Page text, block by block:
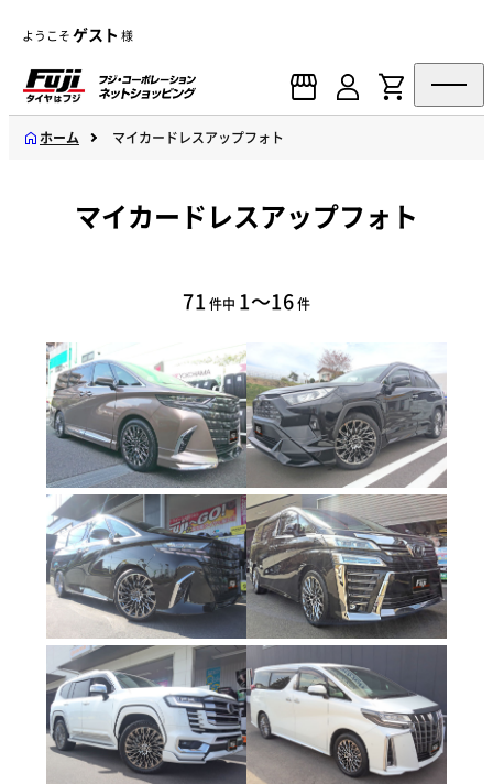
ようこそゲスト 様
ホーム マイカードレスアップフォト
マイカードレスアップフォト
71件中 1～16件